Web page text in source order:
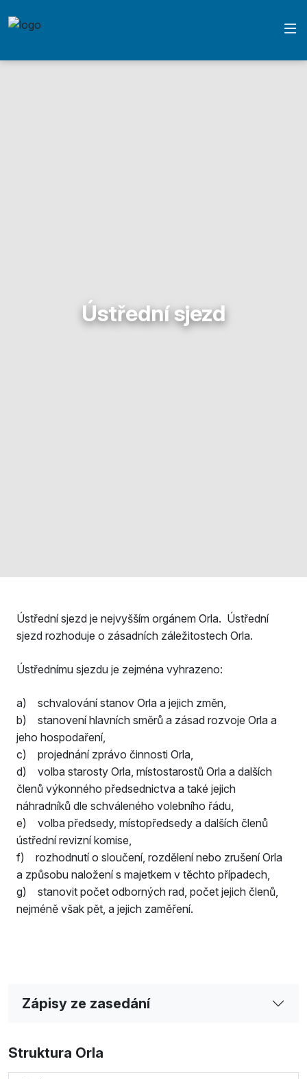
Ústřední sjezd
Ústřední sjezd je nejvyšším orgánem Orla. Ústřední
sjezd rozhoduje o zásadních záležitostech Orla.
Ústřednímu sjezdu je zejména vyhrazeno:
a) schvalování stanov Orla a jejich změn,
b) stanovení hlavních směrů a zásad rozvoje Orla a
jeho hospodaření,
c) projednání zprávo činnosti Orla,
d) volba starosty Orla, místostarostů Orla a dalších
členů výkonného předsednictva a také jejich
náhradníků dle schváleného volebního řádu,
e) volba předsedy, místopředsedy a dalších členů
ústřední revizní komise,
f) rozhodnutí o sloučení, rozdělení nebo zrušení Orla
a způsobu naložení s majetkem v těchto případech,
g) stanovit počet odborných rad, počet jejich členů,
nejméně však pět, a jejich zaměření.
Zápisy ze zasedání
Struktura Orla